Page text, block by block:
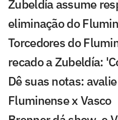
Zubeldía assume
eliminação do
Torcedores do
recado a Zubeldía:
Dê suas notas:
Fluminense x Vasco